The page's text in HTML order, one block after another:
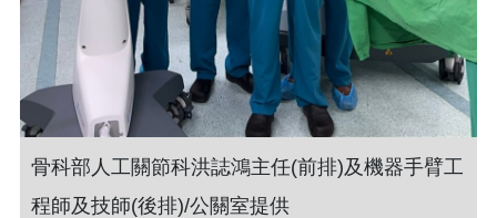
骨科部人工關節科洪誌鴻主任(前排)及機器手臂工
程師及技師(後排)/公關室提供